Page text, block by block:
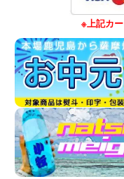
※上記カ